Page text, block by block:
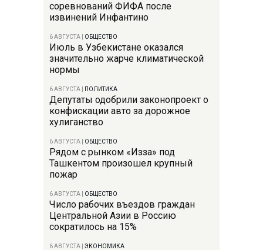
соревнований ФИФА после
извинений Инфантино
6 АВГУСТА ОБЩЕСТВО
Июль в Узбекистане оказался
значительно жарче климатической
нормы
6 АВГУСТА ПОЛИТИКА
Депутаты одобрили законопроект о
конфискации авто за дорожное
хулиганство
6 АВГУСТА ОБЩЕСТВО
Рядом с рынком «Изза» под
Ташкентом произошел крупный
пожар
6 АВГУСТА ОБЩЕСТВО
Число рабочих въездов граждан
Центральной Азии в Россию
сократилось на 15%
6 АВГУСТА ЭКОНОМИКА